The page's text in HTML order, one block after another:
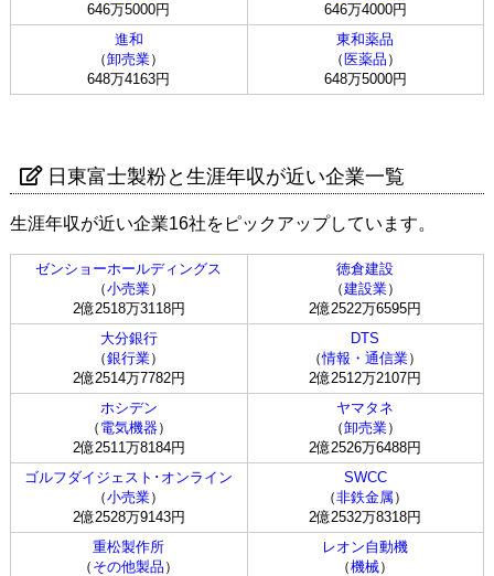
646万5000円
646万4000円
進和
（卸売業）
648万4163円
東和薬品
（ 医薬品 ）
648万5000円
日東富士製粉と生涯年収が近い企業一覧
生涯年収が近い企業16社をピックアップしています。
ゼンショーホールディングス
（小売業）
2億2518万3118円
徳倉建設
（建設業）
2億2522万6595円
大分銀行
（銀行業）
2億2514万7782円
DTS
（情報・通信業）
2億2512万2107円
ホシデン
（ 電気機器）
2億2511万8184円
ヤマタネ
（卸売業）
2億2526万6488円
ゴルフダイジェスト･オンライン
（小売業）
2億2528万9143円
SWCC
（非鉄金属）
2億2532万8318円
重松製作所
（ その他製品 ）
レオン自動機
（機械）